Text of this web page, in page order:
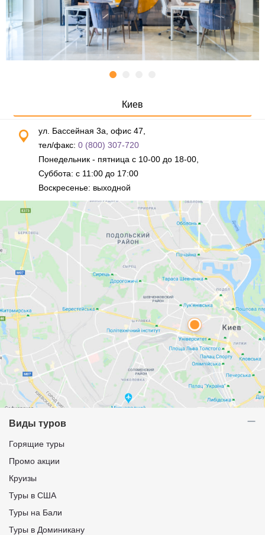
Киев
ул. Бассейная 3а, офис 47,
тел/факс: 0 (800) 307-720
Понедельник - пятница с 10-00 до 18-00,
Суббота: с 11:00 до 17:00
Воскресенье: выходной
Виды туров
Горящие туры
Промо акции
Круизы
Туры в США
Туры на Бали
Туры в Доминикану